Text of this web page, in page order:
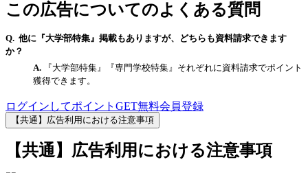
この広告についてのよくある質問
他に『大学部特集』掲載もありますが、どちらも資料請求できます
か？
『大学部特集』『専門学校特集』それぞれに資料請求でポイント
獲得できます。
ログインしてポイントGET無料会員登録
【共通】広告利用における注意事項
【共通】広告利用における注意事項